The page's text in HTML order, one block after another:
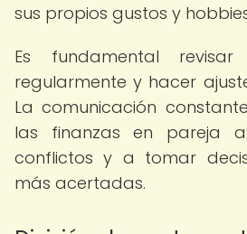
sus propios gustos y
Es fundamental
regularmente y hacer
La comunicación
las finanzas en pareja
conflictos y a tomar
más acertadas.